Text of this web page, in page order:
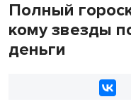
Полный
кому звезды
деньги